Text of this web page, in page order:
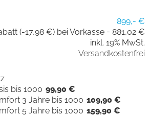
899,- €
(-17,98 €) bei Vorkasse = 881,02 €
inkl. 19% MwSt.
Versandkostenfrei
bis 1000 99,90 €
3 Jahre bis 1000 109,90 €
5 Jahre bis 1000 159,90 €